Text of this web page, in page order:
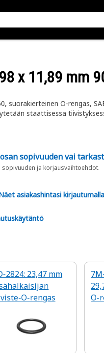
x 11,89 mm
suorakierteinen O-rengas,
staattisessa
sopivuuden vai
sopivuuden ja korjausvaihtoehdot.
asiakashintasi
2824: 23,47 mm
O-rengas
O-